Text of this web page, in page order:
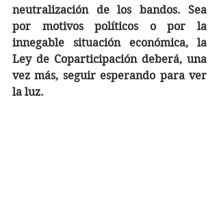
neutralización de los bandos. Sea
por motivos políticos o por la
innegable situación económica, la
Ley de Coparticipación deberá, una
vez más, seguir esperando para ver
la luz.